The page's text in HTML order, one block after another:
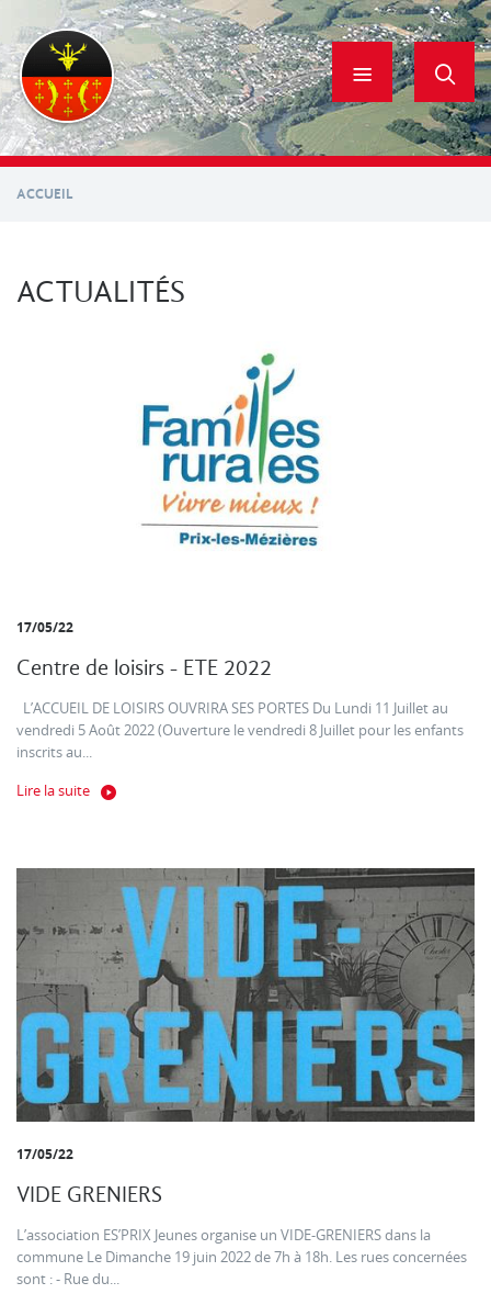
contenu
principal
ACCUEIL
ACTUALITÉS
17/05/22
Centre de loisirs - ETE 2022
L’ACCUEIL DE LOISIRS OUVRIRA SES PORTES Du Lundi 11 Juillet au
vendredi 5 Août 2022 (Ouverture le vendredi 8 Juillet pour les enfants
inscrits au...
Lire la suite
17/05/22
VIDE GRENIERS
L’association ES’PRIX Jeunes organise un VIDE-GRENIERS dans la
commune Le Dimanche 19 juin 2022 de 7h à 18h. Les rues concernées
sont : - Rue du...